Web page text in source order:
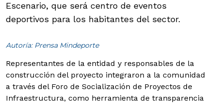
Escenario, que será centro de eventos
deportivos para los habitantes del sector.
Autoría: Prensa Mindeporte
Representantes de la entidad y responsables de la
construcción del proyecto integraron a la comunidad
a través del Foro de Socialización de Proyectos de
Infraestructura, como herramienta de transparencia